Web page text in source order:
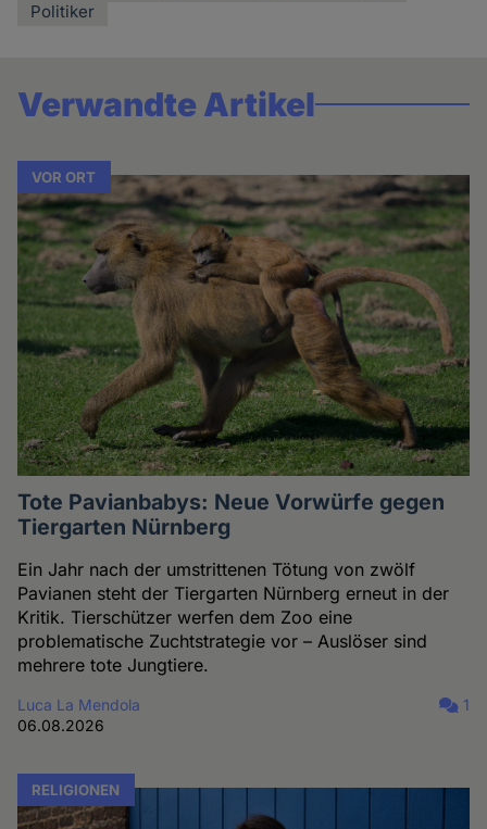
Politiker
Verwandte Artikel
VOR ORT
Tote Pavianbabys: Neue Vorwürfe gegen
Tiergarten Nürnberg
Ein Jahr nach der umstrittenen Tötung von zwölf
Pavianen steht der Tiergarten Nürnberg erneut in der
Kritik. Tierschützer werfen dem Zoo eine
problematische Zuchtstrategie vor – Auslöser sind
mehrere tote Jungtiere.
Luca La Mendola
06.08.2026
1
RELIGIONEN